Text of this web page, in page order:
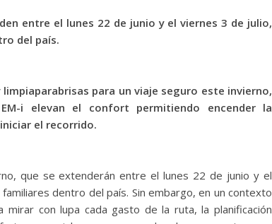
entre el lunes 22 de junio y el viernes 3 de julio,
del país.
para un viaje seguro este invierno,
i elevan el confort permitiendo encender la
el recorrido.
que se extenderán entre el lunes 22 de junio y el
dentro del país. Sin embargo, en un contexto
con lupa cada gasto de la ruta, la planificación